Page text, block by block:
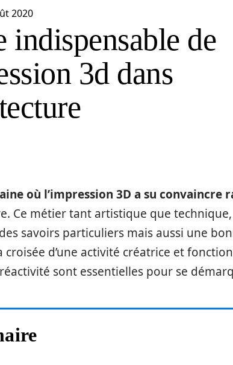
2020
indispensable de
3d dans
où l’impression 3D a su convaincre
Ce métier tant artistique que
savoirs particuliers mais aussi une
croisée d’une activité créatrice et
sont essentielles pour se